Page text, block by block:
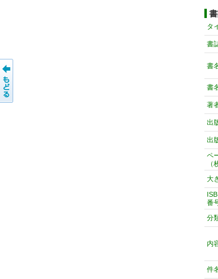
タ
書
書
書
著
出
出
（
大
番
分
内
件